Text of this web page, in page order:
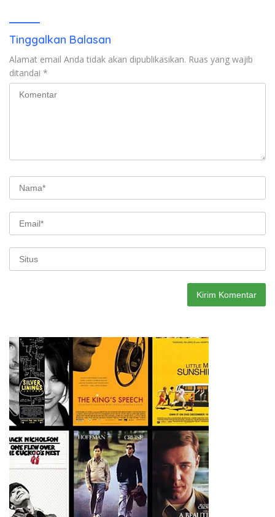
Tinggalkan Balasan
Alamat email Anda tidak akan dipublikasikan. Ruas yang wajib
ditandai *